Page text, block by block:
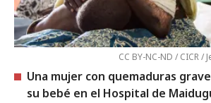
CC BY-NC-ND / CICR
Una mujer con quemaduras
su bebé en el Hospital de